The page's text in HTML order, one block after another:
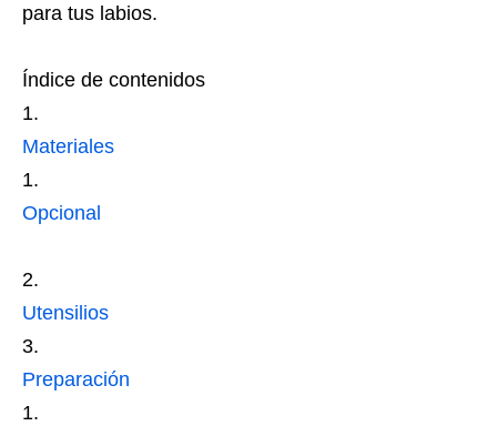
para tus labios.
Índice de contenidos
Materiales
Opcional
Utensilios
Preparación